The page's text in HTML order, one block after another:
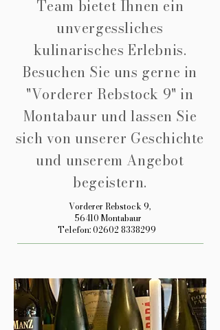
Team bietet Ihnen ein
unvergessliches
kulinarisches Erlebnis.
Besuchen Sie uns gerne in
"Vorderer Rebstock 9" in
Montabaur und lassen Sie
sich von unserer Geschichte
und unserem Angebot
begeistern.
Vorderer Rebstock 9,
56410 Montabaur
Telefon: 02602 8338299